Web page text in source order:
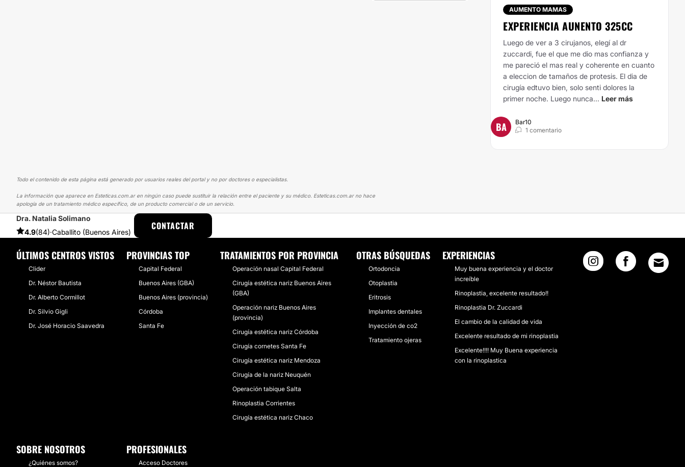
AUMENTO MAMAS
EXPERIENCIA AUNENTO 325CC
Luego de ver a 3 cirujanos, elegí al dr
zuccardi, fue el que me dio mas confianza y
me pareció el mas real y coherente en cuanto
a eleccion de tamaños de protesis. El dia de
cirugía edtuvo bien, solo senti dolores la
primer noche. Luego nunca... Leer más
BA
Bar10
1 comentario
Todo el contenido de esta página está generado por usuarios reales del portal y no por doctores o especialistas.
La información que aparece en Esteticas.com.ar en ningún caso puede sustituir la relación entre el paciente y su médico. Esteticas.com.ar no hace
apología de un tratamiento médico específico, de un producto comercial o de un servicio.
Dra. Natalia Solimano
4.9(84)·Caballito (Buenos Aires)
CONTACTAR
ESTETICAS EXPERIENCIAS EXPERIENCIAS SOBRE RINOPLASTIA
ÚLTIMOS CENTROS VISTOS
Clider
Dr. Néstor Bautista
Dr. Alberto Cormillot
Dr. Silvio Gigli
Dr. José Horacio Saavedra
PROVINCIAS TOP
Capital Federal
Buenos Aires (GBA)
Buenos Aires (provincia)
Córdoba
Santa Fe
TRATAMIENTOS POR PROVINCIA
Operación nasal Capital Federal
Cirugía estética nariz Buenos Aires
(GBA)
Operación nariz Buenos Aires
(provincia)
Cirugía estética nariz Córdoba
Cirugía cornetes Santa Fe
Cirugía estética nariz Mendoza
Cirugía de la nariz Neuquén
Operación tabique Salta
Rinoplastia Corrientes
Cirugía estética nariz Chaco
OTRAS BÚSQUEDAS
Ortodoncia
Otoplastia
Eritrosis
Implantes dentales
Inyección de co2
Tratamiento ojeras
EXPERIENCIAS
Muy buena experiencia y el doctor
increíble
Rinoplastia, excelente resultado!!
Rinoplastia Dr. Zuccardi
El cambio de la calidad de vida
Excelente resultado de mi rinoplastia
Excelente!!!! Muy Buena experiencia
con la rinoplastica
SOBRE NOSOTROS
¿Quiénes somos?
PROFESIONALES
Acceso Doctores